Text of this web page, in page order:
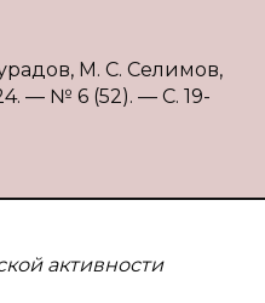
М. С. Селимов,
— № 6 (52). — С. 19-
активности